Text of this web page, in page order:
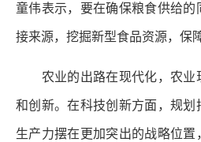
童伟表示，要在确保粮食供给的
接来源，挖掘新型食品资源，保
农业的出路在现代化，农业
和创新。在科技创新方面，规
生产力摆在更加突出的战略位